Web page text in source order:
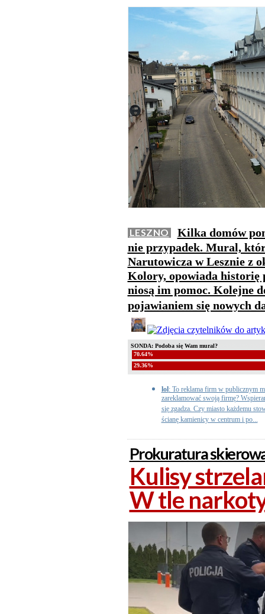
LESZNO
Kilka domów
nie przypadek. Mural,
Narutowicza w Lesznie z
Kolory, opowiada historię
niosą im pomoc. Kolejne
pojawianiem się nowych
SONDA: Podoba się Wam mural?
70.64%
29.36%
lol: To reklama firm w publicznym
zareklamować swoją firmę?
się zgadza. Czy miasto każdemu
ścianę kamienicy w centrum i po...
Prokuratura
Kulisy
W tle